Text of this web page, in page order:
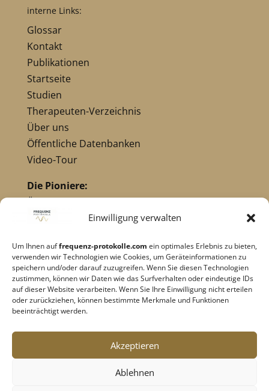
Einwilligung verwalten
Um Ihnen auffrequenz-protokolle.com ein optimales Erlebnis zu bieten,
verwenden wir Technologien wie Cookies, um Geräteinformationen zu
speichern und/oder darauf zuzugreifen. Wenn Sie diesen Technologien
zustimmen, können wir Daten wie das Surfverhalten oder eindeutige IDs
auf dieser Website verarbeiten. Wenn Sie Ihre Einwilligung nicht erteilen
oder zurückziehen, können bestimmte Merkmale und Funktionen
beeinträchtigt werden.
Akzeptieren
Ablehnen
interne Links:
Glossar
Kontakt
Publikationen
Startseite
Studien
Therapeuten-Verzeichnis
Über uns
Öffentliche Datenbanken
Video-Tour
Die Pioniere:
Übersicht Pioniere
Nikola Tesla
Dr. Hulda Clark
Robert C. Beck
Georges Lakhovsky
verwandte Pioniere
Datenschutz
Cookie-Richtlinie|AGB's